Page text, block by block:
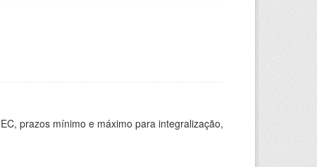
prazos mínimo e máximo para integralização,